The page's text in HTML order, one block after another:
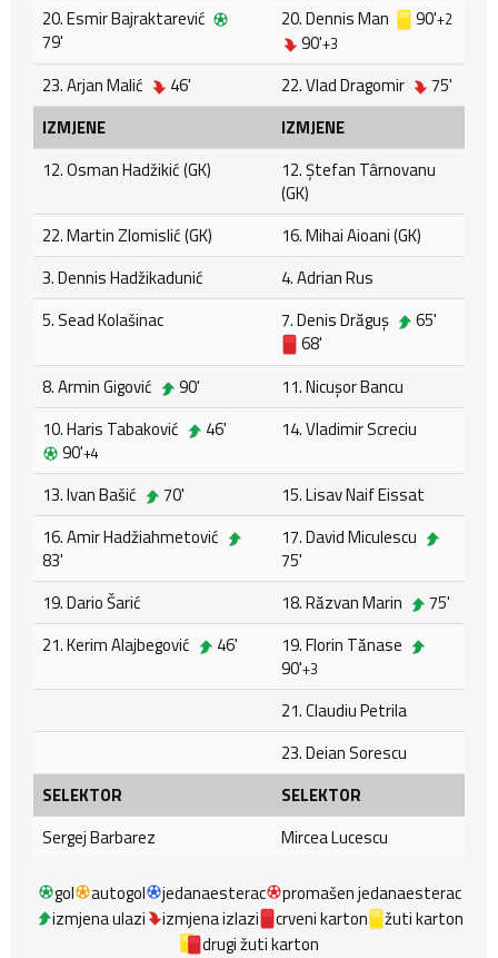
20. Esmir Bajraktarević
79'
20. Dennis Man 90'+2
90'+3
23. Arjan Malić 46' 22. Vlad Dragomir
75'
IZMJENE
IZMJENE
12. Osman Hadžikić (GK)
12. Ştefan Târnovanu
(GK)
22. Martin Zlomislić (GK)
16. Mihai Aioani (GK)
3. Dennis Hadžikadunić
4. Adrian Rus
5. Sead Kolašinac
7. Denis Drăguş
65'
68'
8. Armin Gigović
90'
11. Nicușor Bancu
10. Haris Tabaković
46'
90'+4
14. Vladimir Screciu
13. Ivan Bašić 70'
15. Lisav Naif Eissat
16. Amir Hadžiahmetović
83'
17. David Miculescu
75'
19. Dario Šarić
18. Răzvan Marin
75'
21. Kerim Alajbegović
46'
19. Florin Tănase
90'+3
21. Claudiu Petrila
23. Deian Sorescu
SELEKTOR
SELEKTOR
Sergej Barbarez
Mircea Lucescu
gol autogol jedanaesterac
promašen jedanaesterac
izmjena ulazi
izmjena izlazi crveni karton
žuti karton
drugi žuti karton